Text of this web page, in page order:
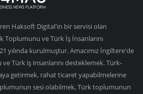
Haksoft Digital'in bir servisi olan
Toplumunu ve Türk İş İnsanlarını
yılında kurulmuştur. Amacımız İngiltere'de
Türk iş insanlarını desteklemek. Türk-
getirmek, rahat ticaret yapabilmelerine
sesi olabilmek, Türk toplumunun